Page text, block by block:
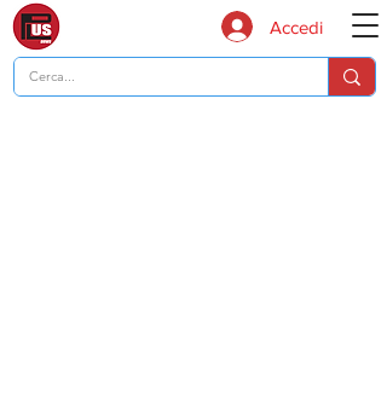
Accedi